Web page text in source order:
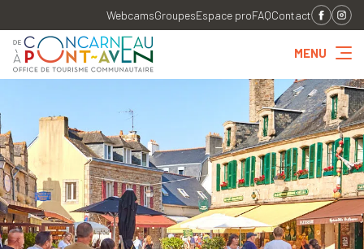
WebcamsGroupesEspace proFAQContact
MENU